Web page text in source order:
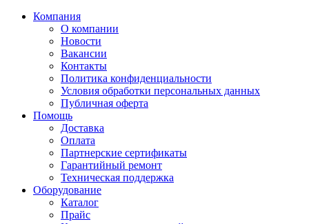
Компания
О компании
Новости
Вакансии
Контакты
Политика конфиденциальности
Условия обработки персональных данных
Публичная оферта
Помощь
Доставка
Оплата
Партнерские сертификаты
Гарантийный ремонт
Техническая поддержка
Оборудование
Каталог
Прайс